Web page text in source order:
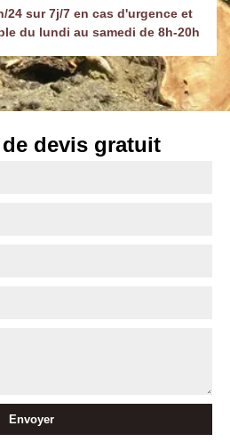
24 sur 7j/7 en cas d'urgence et
du lundi au samedi de 8h-20h
de devis gratuit